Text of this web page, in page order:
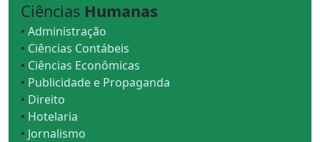
Ciências Humanas
• Administração
• Ciências Contábeis
• Ciências Econômicas
• Publicidade e Propaganda
• Direito
• Hotelaria
• Jornalismo